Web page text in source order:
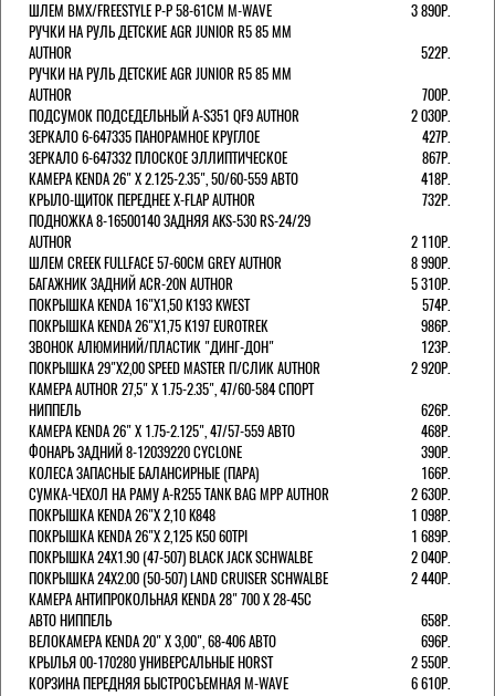
ШЛЕМ ВМХ/FREESTYLE Р-Р 58-61СМ M-WAVE
3 890Р.
РУЧКИ НА РУЛЬ ДЕТСКИЕ AGR JUNIOR R5 85 ММ
AUTHOR
522Р.
РУЧКИ НА РУЛЬ ДЕТСКИЕ AGR JUNIOR R5 85 ММ
AUTHOR
700Р.
ПОДСУМОК ПОДСЕДЕЛЬНЫЙ A-S351 QF9 AUTHOR
2 030Р.
ЗЕРКАЛО 6-647335 ПАНОРАМНОЕ КРУГЛОЕ
427Р.
ЗЕРКАЛО 6-647332 ПЛОСКОЕ ЭЛЛИПТИЧЕСКОЕ
867Р.
КАМЕРА KENDA 26" Х 2.125-2.35", 50/60-559 АВТО
418Р.
КРЫЛО-ЩИТОК ПЕРЕДНЕЕ X-FLAP AUTHOR
732Р.
ПОДНОЖКА 8-16500140 ЗАДНЯЯ AKS-530 RS-24/29
AUTHOR
2 110Р.
ШЛЕМ CREEK FULLFACE 57-60СМ GREY AUTHOR
8 990Р.
БАГАЖНИК ЗАДНИЙ ACR-20N AUTHOR
5 310Р.
ПОКРЫШКА KENDA 16"Х1,50 K193 KWEST
574Р.
ПОКРЫШКА KENDA 26"Х1,75 K197 EUROTREK
986Р.
ЗВОНОК АЛЮМИНИЙ/ПЛАСТИК "ДИНГ-ДОН"
123Р.
ПОКРЫШКА 29"Х2,00 SPEED MASTER П/СЛИК AUTHOR
2 920Р.
КАМЕРА AUTHOR 27,5" Х 1.75-2.35", 47/60-584 СПОРТ
НИППЕЛЬ
626Р.
КАМЕРА KENDA 26" Х 1.75-2.125", 47/57-559 АВТО
468Р.
ФОНАРЬ ЗАДНИЙ 8-12039220 CYCLONE
390Р.
КОЛЕСА ЗАПАСНЫЕ БАЛАНСИРНЫЕ (ПАРА)
166Р.
CУМКА-ЧЕХОЛ НА РАМУ A-R255 TANK BAG MPP AUTHOR
2 630Р.
ПОКРЫШКА KENDA 26"Х 2,10 K848
1 098Р.
ПОКРЫШКА KENDA 26"Х 2,125 K50 60TPI
1 689Р.
ПОКРЫШКА 24X1.90 (47-507) BLACK JACK SCHWALBE
2 040Р.
ПОКРЫШКА 24X2.00 (50-507) LAND CRUISER SCHWALBE
2 440Р.
КАМЕРА АНТИПРОКОЛЬНАЯ KENDA 28" 700 Х 28-45C
АВТО НИППЕЛЬ
658Р.
ВЕЛОКАМЕРА KENDA 20" Х 3,00", 68-406 АВТО
696Р.
КРЫЛЬЯ 00-170280 УНИВЕРСАЛЬНЫЕ HORST
2 550Р.
КОРЗИНА ПЕРЕДНЯЯ БЫСТРОСЪЕМНАЯ M-WAVE
6 610Р.